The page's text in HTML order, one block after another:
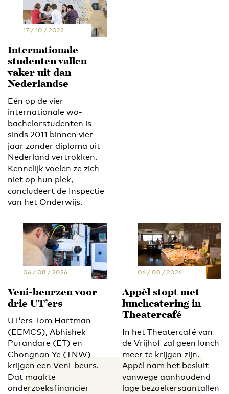
17 / 10 / 2022
Internationale
studenten vallen
vaker uit dan
Nederlandse
Eén op de vier
internationale wo-
bachelorstudenten is
sinds 2011 binnen vier
jaar zonder diploma uit
Nederland vertrokken.
Kennelijk voelen ze zich
niet op hun plek,
concludeert de Inspectie
van het Onderwijs.
06 / 08 / 2026
Veni-beurzen voor
drie UT’ers
UT’ers Tom Hartman
(EEMCS), Abhishek
Purandare (ET) en
Chongnan Ye (TNW)
krijgen een Veni-beurs.
Dat maakte
onderzoeksfinancier
06 / 08 / 2026
Appèl stopt met
lunchcatering in
Theatercafé
In het Theatercafé van
de Vrijhof zal geen lunch
meer te krijgen zijn.
Appèl nam het besluit
vanwege aanhoudend
lage bezoekersaantallen